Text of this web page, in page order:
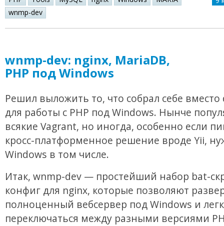
wnmp-dev
wnmp-dev: nginx, MariaDB,
PHP под Windows
Решил выложить то, что собрал себе вместо
для работы с PHP под Windows. Нынче
всякие Vagrant, но иногда, особенно если
кросс-платформенное решение вроде Yii,
Windows в том числе.
Итак, wnmp-dev — простейший набор bat-
конфиг для nginx, которые позволяют
полноценный вебсервер под Windows и
переключаться между разными версиями